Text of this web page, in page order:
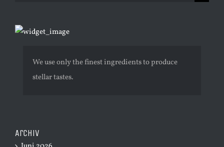
We use only the finest ingredients to produce
stellar tastes.
Archiv